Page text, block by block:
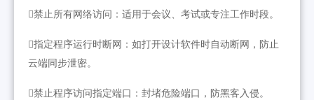
禁止所有网络访问：适用于会议、考试或专注工作时段。
指定程序运行时断网：如打开设计软件时自动断网，防止
云端同步泄密。
禁止程序访问指定端口：封堵危险端口，防黑客入侵。